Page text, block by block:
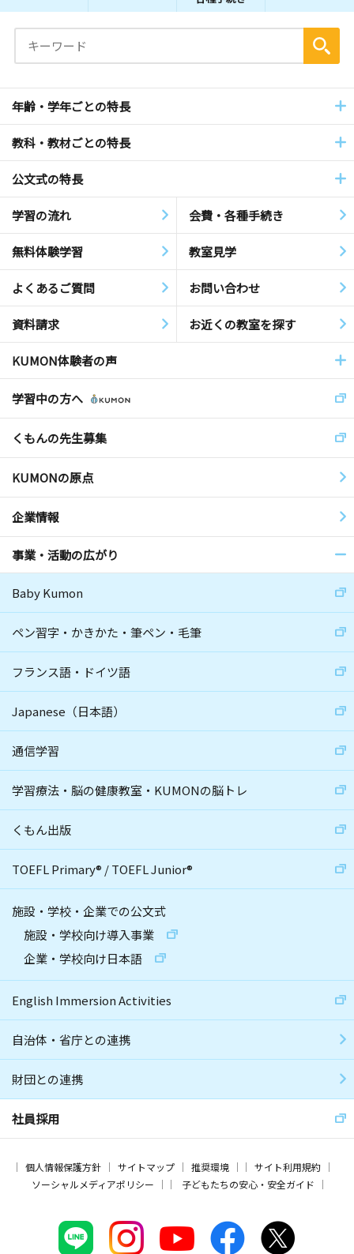
年齢・学年ごとの特長
教科・教材ごとの特長
公文式の特長
学習の流れ 会費・各種手続き
無料体験学習 教室見学
よくあるご質問 お問い合わせ
資料請求 お近くの教室を探す
KUMON体験者の声
学習中の方へ
くもんの先生募集
KUMONの原点
企業情報
事業・活動の広がり
Baby Kumon
ペン習字・かきかた・筆ペン・毛筆
フランス語・ドイツ語
Japanese（日本語）
通信学習
学習療法・脳の健康教室・KUMONの脳トレ
くもん出版
TOEFL Primary® /TOEFL Junior®
施設・学校・企業での公文式
施設・学校向け導入事業
企業・学校向け日本語
English Immersion Activities
自治体・省庁との連携
財団との連携
社員採用
個人情報保護方針 サイトマップ 推奨環境
サイト利用規約
ソーシャルメディアポリシー
子どもたちの安心・安全ガイド